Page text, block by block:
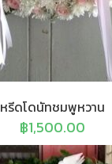
หรีดโดนัทชมพูหวาน
฿1,500.00